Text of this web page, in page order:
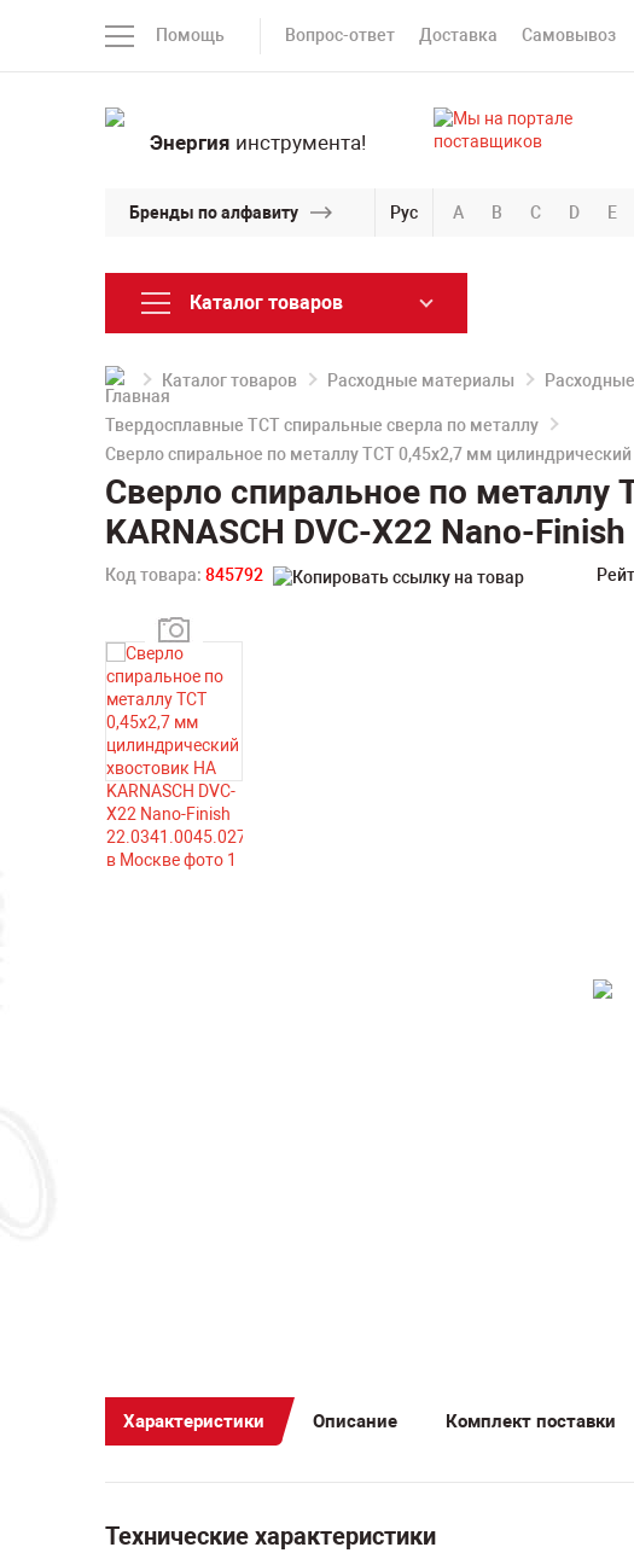
Помощь Вопрос-ответ Доставка Самовывоз
Энергия инструмента!
Бренды по алфавиту Рус A B C D E
Каталог товаров
Каталог товаров Расходные материалы
Твердосплавные TCT спиральные сверла по металлу
Сверло спиральное по металлу TCT 0,45х2,7 мм
Сверло спиральное по металлу
KARNASCH DVC-X22 Nano-
Код товара: 845792
Характеристики Описание Комплект поставки
Технические характеристики